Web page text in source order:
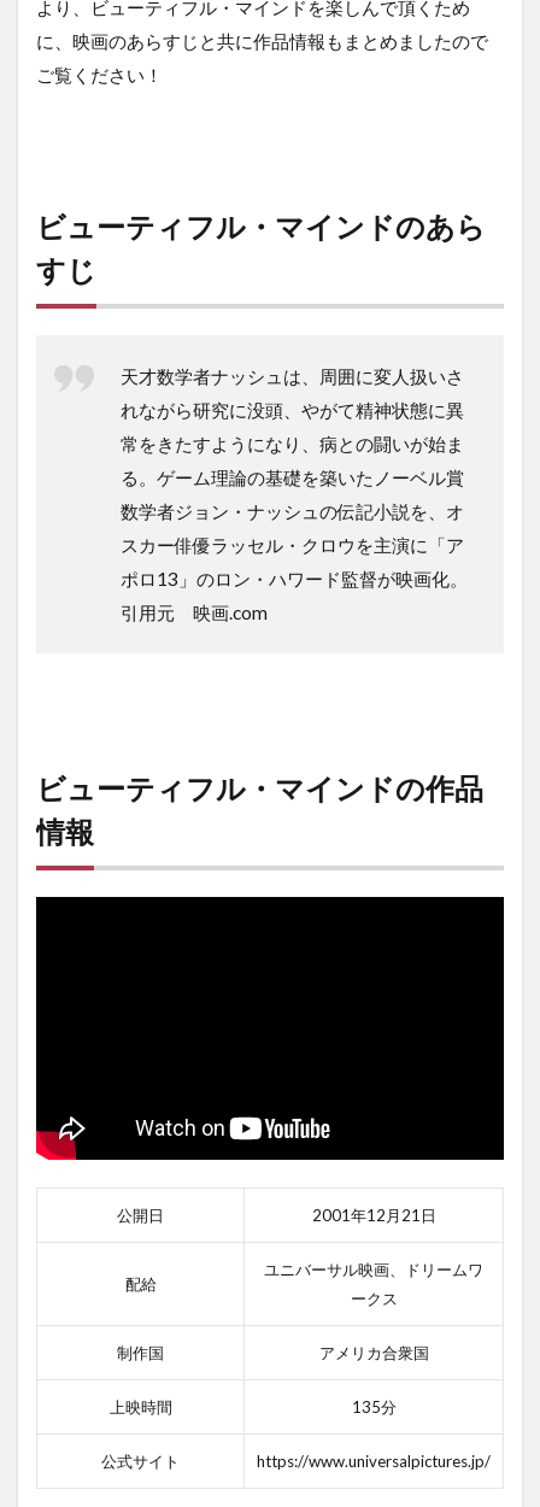
より、ビューティフル・マインドを楽しんで頂くため
に、映画のあらすじと共に作品情報もまとめましたので
ご覧ください！
ビューティフル・マインドのあら
すじ
天才数学者ナッシュは、周囲に変人扱いさ
れながら研究に没頭、やがて精神状態に異
常をきたすようになり、病との闘いが始ま
る。ゲーム理論の基礎を築いたノーベル賞
数学者ジョン・ナッシュの伝記小説を、オ
スカー俳優ラッセル・クロウを主演に「ア
ポロ13」のロン・ハワード監督が映画化。
引用元 映画.com
ビューティフル・マインドの作品
情報
公開日 2001年12月21日
配給
ユニバーサル映画、ドリームワ
ークス
制作国 アメリカ合衆国
上映時間 135分
公式サイト https://www.universalpictures.jp/